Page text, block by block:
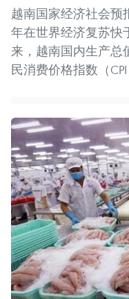
越南国家经济社会预
年在世界经济复苏快
来，越南国内生产总
民消费价格指数（CPI